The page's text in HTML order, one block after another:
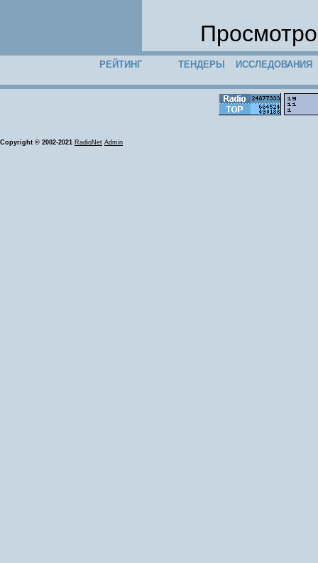
РЕЙТИНГ ТЕНДЕРЫ ИССЛЕДОВАНИЯ
Copyright © 2002-2021 RadioNet Admin